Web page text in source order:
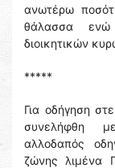
ανωτέρω
θάλασσα ενώ
διοικητικών
*****
Για οδήγηση
συνελήφθη
αλλοδαπός
ζώνης λιμένα